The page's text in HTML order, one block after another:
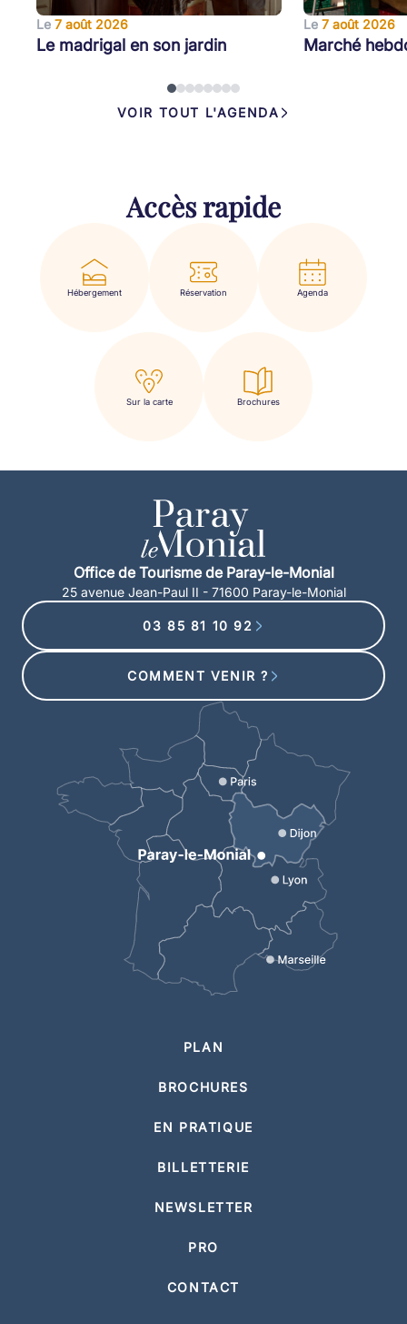
Le 7 août 2026
Le madrigal en son jardin
Le 7 août 2026
Marché
VOIR TOUT L'AGENDA
Accès rapide
Hébergement Réservation Agenda
Sur la carte Brochures
Office de Tourisme de Paray-le-Monial
25 avenue Jean-Paul II - 71600 Paray-le-Monial
03 85 81 10 92
COMMENT VENIR ?
PLAN
BROCHURES
EN PRATIQUE
BILLETTERIE
NEWSLETTER
PRO
CONTACT